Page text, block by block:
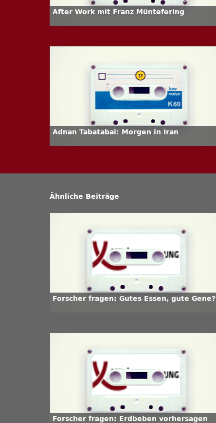
After Work mit Franz Müntefering
Adnan Tabatabai: Morgen in Iran
Ähnliche Beiträge
Forscher fragen: Gutes Essen, gute Gene?
Forscher fragen: Erdbeben vorhersagen